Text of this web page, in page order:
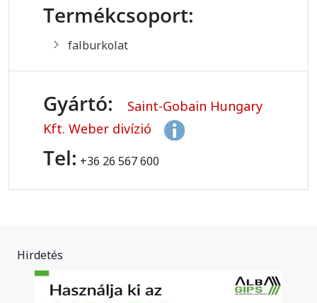
Termékcsoport:
falburkolat
Gyártó:
Saint-Gobain Hungary
Kft. Weber divízió
Tel: +36 26 567 600
Hirdetés